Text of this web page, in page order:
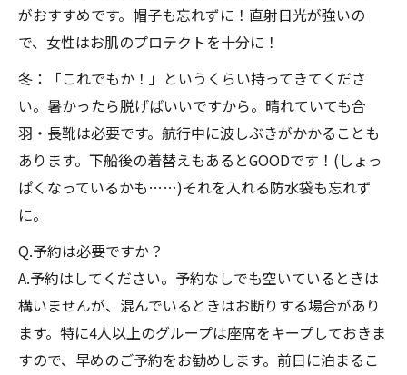
がおすすめです。帽子も忘れずに！直射日光が強いの
で、女性はお肌のプロテクトを十分に！
冬：「これでもか！」というくらい持ってきてくださ
い。暑かったら脱げばいいですから。晴れていても合
羽・長靴は必要です。航行中に波しぶきがかかることも
あります。下船後の着替えもあるとGOODです！(しょっ
ぱくなっているかも……)それを入れる防水袋も忘れず
に。
Q.予約は必要ですか？
A.予約はしてください。予約なしでも空いているときは
構いませんが、混んでいるときはお断りする場合があり
ます。特に4人以上のグループは座席をキープしておきま
すので、早めのご予約をお勧めします。前日に泊まるこ